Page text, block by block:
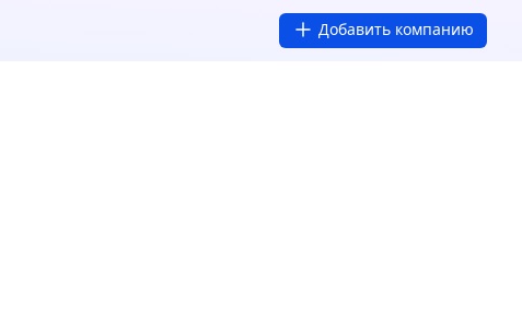
Добавить компанию